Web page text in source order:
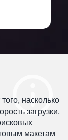
насколько
загрузки,
макетам